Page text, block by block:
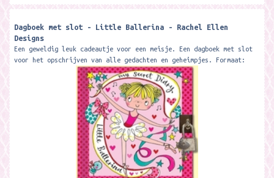
Dagboek met slot - Little Ballerina - Rachel Ellen
Designs
Een geweldig leuk cadeautje voor een meisje. Een dagboek met slot
voor het opschrijven van alle gedachten en geheimpjes. Formaat:
14,1 x 14,7 cm....